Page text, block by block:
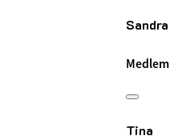
Sandra
Medlem
Tina